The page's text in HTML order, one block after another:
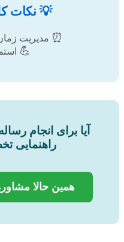
💡 نکات
⏰ مدیریت
💪
آیا برای انجام
راهنمایی
همین حالا